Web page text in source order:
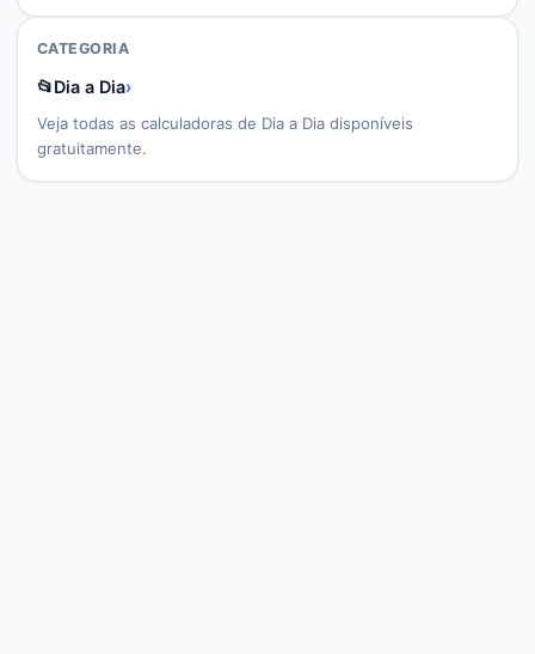
CATEGORIA
📂Dia a Dia›
Veja todas as calculadoras de Dia a Dia disponíveis
gratuitamente.